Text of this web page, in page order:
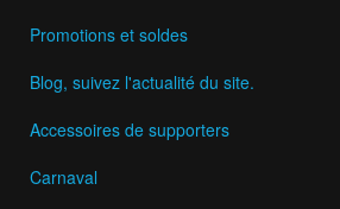
Promotions et soldes
Blog, suivez l'actualité du site.
Accessoires de supporters
Carnaval